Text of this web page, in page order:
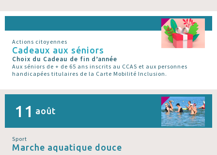
Actions citoyennes
Cadeaux aux séniors
Choix du Cadeau de fin d’année
Aux séniors de + de 65 ans inscrits au CCAS et aux personnes
handicapées titulaires de la Carte Mobilité Inclusion.
11 août
Sport
Marche aquatique douce